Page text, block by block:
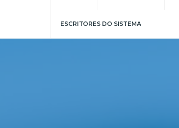
ESCRITORES DO SISTEMA